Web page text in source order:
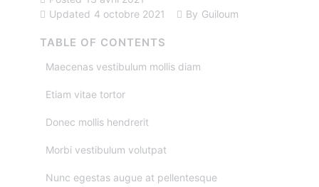
Updated 4 octobre 2021 By Guiloum
TABLE OF CONTENTS
Maecenas vestibulum mollis diam
Etiam vitae tortor
Donec mollis hendrerit
Morbi vestibulum volutpat
Nunc egestas augue at pellentesque